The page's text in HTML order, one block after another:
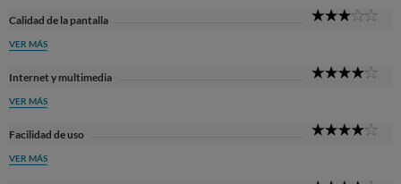
Calidad de la pantalla
VER MÁS
Internet y multimedia
VER MÁS
Facilidad de uso
VER MÁS